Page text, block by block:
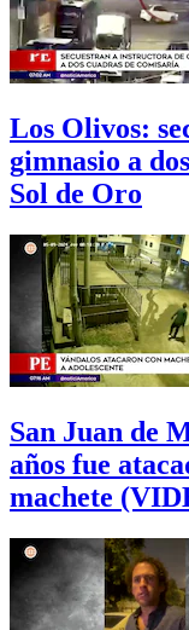
Los Olivos:
gimnasio a
Sol de Oro
San Juan de
años fue
machete